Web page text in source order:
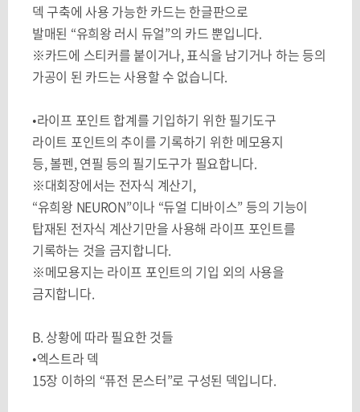
덱 구축에 사용 가능한 카드는 한글판으로
발매된 “유희왕 러시 듀얼”의 카드 뿐입니다.
※카드에 스티커를 붙이거나,표식을 남기거나 하는 등의
가공이 된 카드는 사용할 수 없습니다.
•라이프 포인트 합계를 기입하기 위한 필기도구
라이트 포인트의 추이를 기록하기 위한 메모용지
등,볼펜,연필 등의 필기도구가 필요합니다.
※대회장에서는 전자식 계산기,
“유희왕 NEURON”이나 “듀얼 디바이스” 등의 기능이
탑재된 전자식 계산기만을 사용해 라이프 포인트를
기록하는 것을 금지합니다.
※메모용지는 라이프 포인트의 기입 외의 사용을
금지합니다.
B. 상황에 따라 필요한 것들
•엑스트라 덱
15장 이하의 “퓨전 몬스터”로 구성된 덱입니다.